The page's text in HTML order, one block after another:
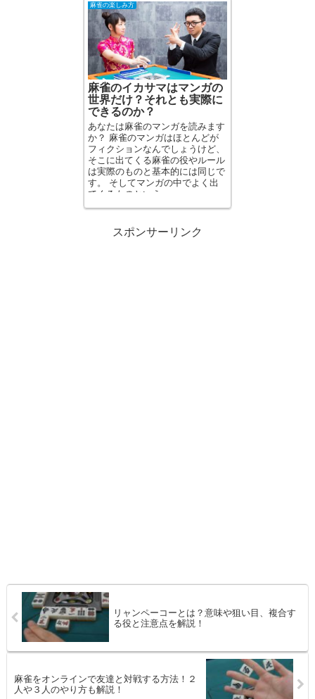
麻雀の楽しみ方
麻雀のイカサマはマンガの
世界だけ？それとも実際に
できるのか？
あなたは麻雀のマンガを読みます
か？ 麻雀のマンガはほとんどが
フィクションなんでしょうけど、
そこに出てくる麻雀の役やルール
は実際のものと基本的には同じで
す。 そしてマンガの中でよく出
てくるものといえ...
スポンサーリンク
リャンペーコーとは？意味や狙い目、複合す
る役と注意点を解説！
麻雀をオンラインで友達と対戦する方法！２
人や３人のやり方も解説！